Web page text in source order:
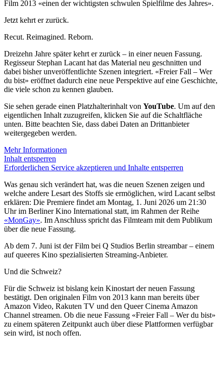
Film 2013 «einen der wichtigsten schwulen Spielfilme des Jahres».
Jetzt kehrt er zurück.
Recut. Reimagined. Reborn.
Dreizehn Jahre später kehrt er zurück – in einer neuen Fassung.
Regisseur Stephan Lacant hat das Material neu geschnitten und
dabei bisher unveröffentlichte Szenen integriert. «Freier Fall – Wer
du bist» eröffnet dadurch eine neue Perspektive auf eine Geschichte,
die viele schon zu kennen glauben.
Sie sehen gerade einen Platzhalterinhalt von YouTube. Um auf den
eigentlichen Inhalt zuzugreifen, klicken Sie auf die Schaltfläche
unten. Bitte beachten Sie, dass dabei Daten an Drittanbieter
weitergegeben werden.
Mehr Informationen
Inhalt entsperren
Erforderlichen Service akzeptieren und Inhalte entsperren
Was genau sich verändert hat, was die neuen Szenen zeigen und
welche andere Lesart des Stoffs sie ermöglichen, wird Lacant selbst
erklären: Die Premiere findet am Montag, 1. Juni 2026 um 21:30
Uhr im Berliner Kino International statt, im Rahmen der Reihe
«MonGay». Im Anschluss spricht das Filmteam mit dem Publikum
über die neue Fassung.
Ab dem 7. Juni ist der Film bei Q Studios Berlin streambar – einem
auf queeres Kino spezialisierten Streaming-Anbieter.
Und die Schweiz?
Für die Schweiz ist bislang kein Kinostart der neuen Fassung
bestätigt. Den originalen Film von 2013 kann man bereits über
Amazon Video, Rakuten TV und den Queer Cinema Amazon
Channel streamen. Ob die neue Fassung «Freier Fall – Wer du bist»
zu einem späteren Zeitpunkt auch über diese Plattformen verfügbar
sein wird, ist noch offen.